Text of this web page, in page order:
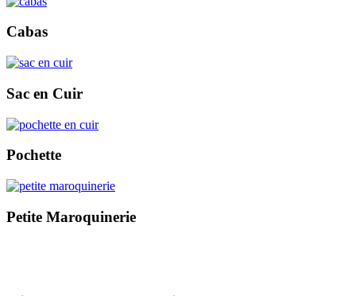
Cabas
Sac en Cuir
Pochette
Petite Maroquinerie